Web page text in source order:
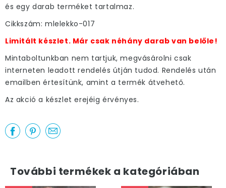
és egy darab terméket tartalmaz.
Cikkszám: mlelekko-017
Limitált készlet. Már csak néhány darab van belőle!
Mintaboltunkban nem tartjuk, megvásárolni csak
interneten leadott rendelés útján tudod. Rendelés után
emailben értesítünk, amint a termék átvehető.
Az akció a készlet erejéig érvényes.
További termékek a kategóriában